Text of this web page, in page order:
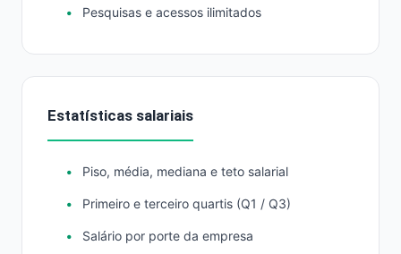
Pesquisas e acessos ilimitados
Estatísticas salariais
Piso, média, mediana e teto salarial
Primeiro e terceiro quartis (Q1 / Q3)
Salário por porte da empresa